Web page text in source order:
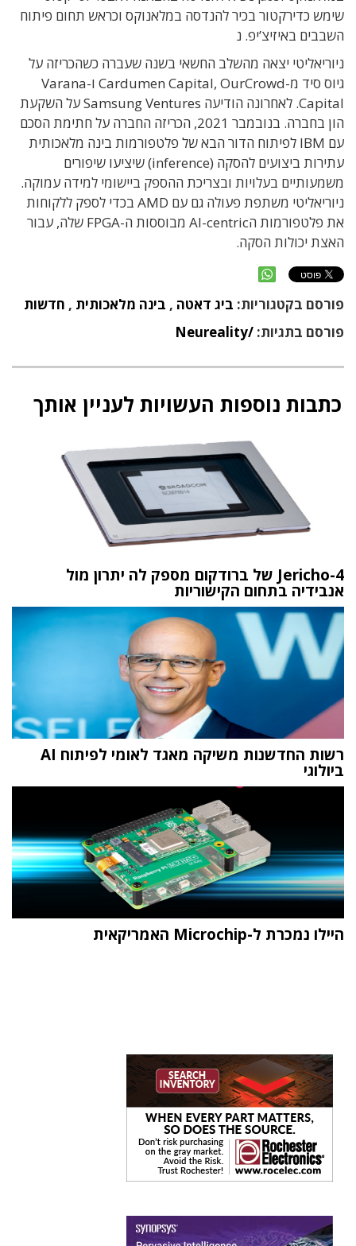
שימש כדירקטור בכיר להנדסה במלאנוקס וכראש תחום פיתוח
השבבים באיזיצ’יפ. נ
ניוריאליטי יצאה מהשלב החשאי בשנה שעברה כשהכריזה על
גיוס סיד מ-Cardumen Capital, OurCrowd ו-Varana
Capital. לאחרונה הודיעה Samsung Ventures על השקעת
הון בחברה. בנובמבר 2021, הכריזה החברה על חתימת הסכם
עם IBM לפיתוח הדור הבא של פלטפורמות בינה מלאכותית
עתירות ביצועים להסקה (inference) שיציעו שיפורים
משמעותיים בעלויות ובצריכת ההספק ביישומי למידה עמוקה.
ניוריאליטי משתפת פעולה גם עם AMD בכדי לספק ללקוחות
את פלטפורמות הAI-centric מבוססות ה-FPGA שלה, עבור
האצת יכולות הסקה.
פורסם בקטגוריות: ביג דאטה , בינה מלאכותית , חדשות
פורסם בתגיות: /Neureality
כתבות נוספות העשויות לעניין אותך
Jericho-4 של ברודקום מספק לה יתרון מול
אנבידיה בתחום הקישוריות
רשות החדשנות משיקה מאגד לאומי לפיתוח AI
ביולוגי
היילו נמכרת ל-Microchip האמריקאית